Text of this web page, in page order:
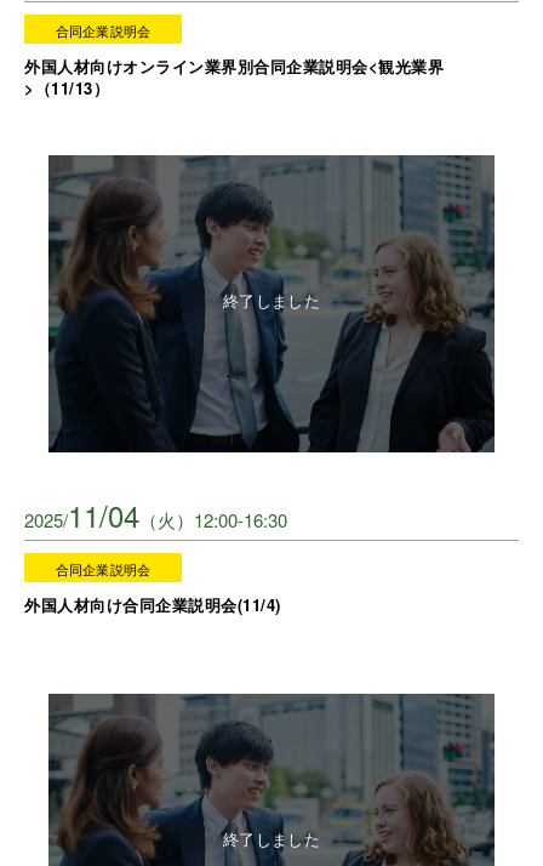
合同企業説明会
外国人材向けオンライン業界別合同企業説明会<観光業界
>（11/13）
終了しました
2025/11/04 （火）12:00-16:30
合同企業説明会
外国人材向け合同企業説明会(11/4)
終了しました